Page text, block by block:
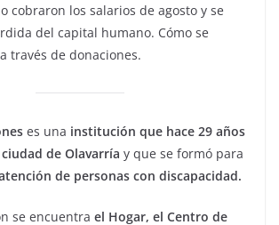
cobraron los salarios de agosto y se
del capital humano. Cómo se
través de donaciones.
es una institución que hace 29 años
de Olavarría y que se formó para
de personas con discapacidad.
se encuentra el Hogar, el Centro de